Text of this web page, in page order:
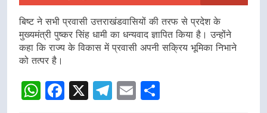
बिष्ट ने सभी प्रवासी उत्तराखंडवासियों की तरफ से प्रदेश के
मुख्यमंत्री पुष्कर सिंह धामी का धन्यवाद ज्ञापित किया है। उन्होंने
कहा कि राज्य के विकास में प्रवासी अपनी सक्रिय भूमिका निभाने
को तत्पर है।
WhatsApp
Facebook
X Telegram
Email